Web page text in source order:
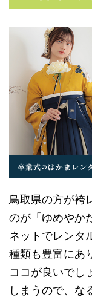
鳥取県の方が袴
のが「ゆめやか
ネットでレンタ
種類も豊富にあ
ココが良いでし
しまうので、な